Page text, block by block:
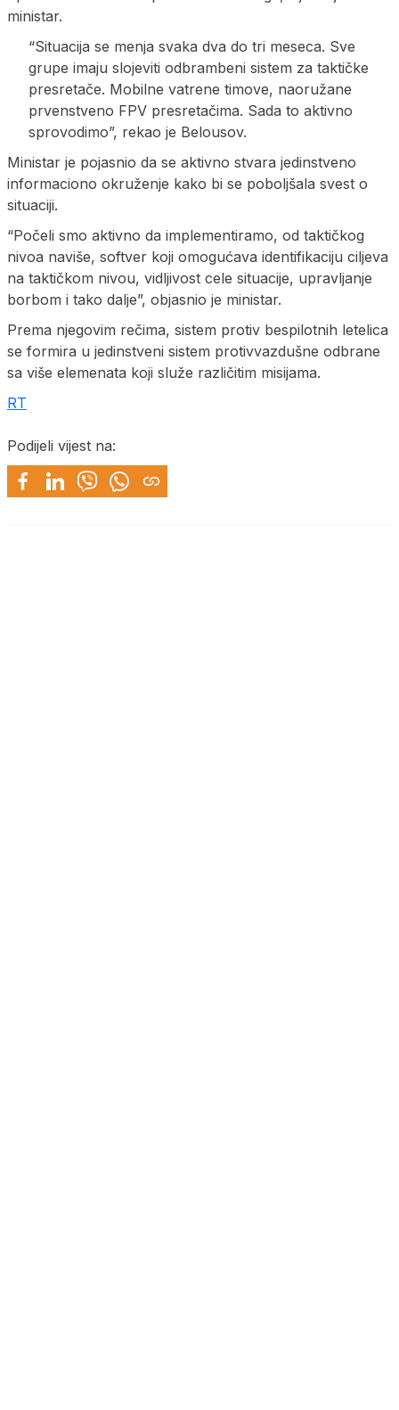
ministar.
“Situacija se menja svaka dva do tri meseca. Sve
grupe imaju slojeviti odbrambeni sistem za taktičke
presretače. Mobilne vatrene timove, naoružane
prvenstveno FPV presretačima. Sada to aktivno
sprovodimo”, rekao je Belousov.
Ministar je pojasnio da se aktivno stvara jedinstveno
informaciono okruženje kako bi se poboljšala svest o
situaciji.
“Počeli smo aktivno da implementiramo, od taktičkog
nivoa naviše, softver koji omogućava identifikaciju ciljeva
na taktičkom nivou, vidljivost cele situacije, upravljanje
borbom i tako dalje”, objasnio je ministar.
Prema njegovim rečima, sistem protiv bespilotnih letelica
se formira u jedinstveni sistem protivvazdušne odbrane
sa više elemenata koji služe različitim misijama.
RT
Podijeli vijest na: